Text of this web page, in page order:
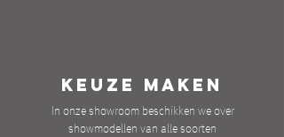
KEUZE MAKEN
In onze showroom beschikken we over
showmodellen van alle soorten